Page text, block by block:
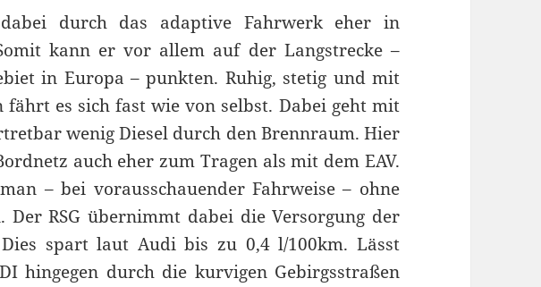
durch das adaptive Fahrwerk eher in
kann er vor allem auf der Langstrecke –
in Europa – punkten. Ruhig, stetig und mit
fährt es sich fast wie von selbst. Dabei geht mit
wenig Diesel durch den Brennraum. Hier
auch eher zum Tragen als mit dem EAV.
– bei vorausschauender Fahrweise – ohne
Der RSG übernimmt dabei die Versorgung der
spart laut Audi bis zu 0,4 l/100km. Lässt
hingegen durch die kurvigen Gebirgsstraßen